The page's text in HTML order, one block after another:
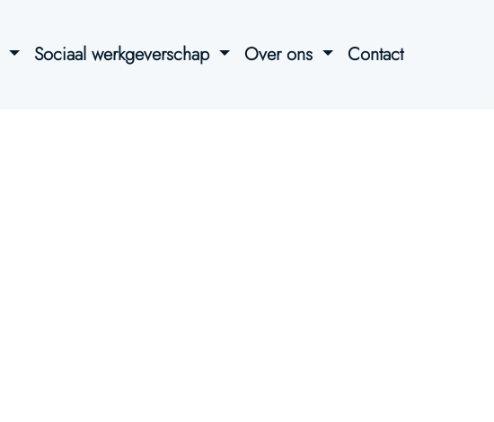
Sociaal werkgeverschap Over ons Contact